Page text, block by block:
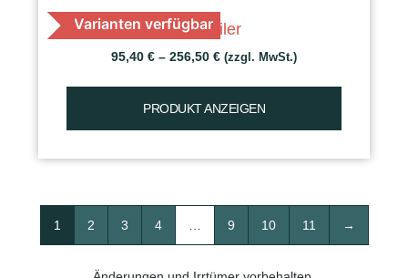
Varianten verfügbar
T-Verteiler
95,40 € – 256,50 € (zzgl. MwSt.)
PRODUKT ANZEIGEN
1 2 3 4 9 10 11 →